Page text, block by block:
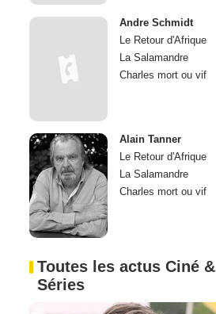
Andre Schmidt
Le Retour d'Afrique
La Salamandre
Charles mort ou vif
Alain Tanner
Le Retour d'Afrique
La Salamandre
Charles mort ou vif
Toutes les actus Ciné &
Séries